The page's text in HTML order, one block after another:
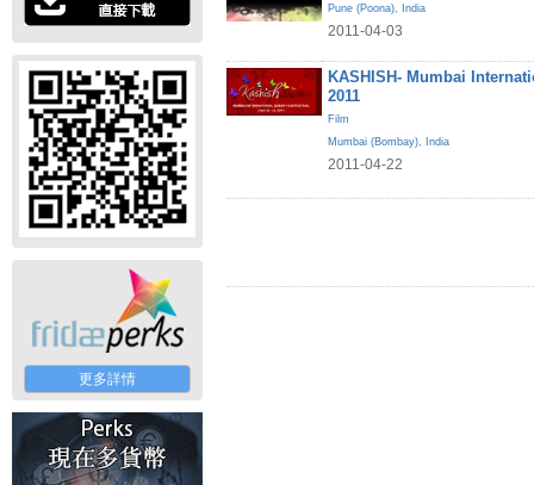
更多詳情
Pune (Poona), India
2011-04-03
KASHISH- Mumbai
2011
Film
Mumbai (Bombay), India
2011-04-22